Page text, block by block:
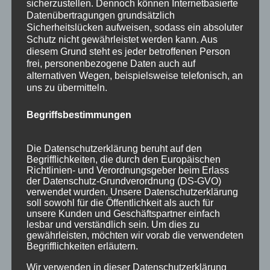
Wir sind Mitglied bei
sicherzustellen. Dennoch können Internetbasierte
Datenübertragungen grundsätzlich
Sicherheitslücken aufweisen, sodass ein absoluter
Schutz nicht gewährleistet werden kann. Aus
diesem Grund steht es jeder betroffenen Person
frei, personenbezogene Daten auch auf
alternativen Wegen, beispielsweise telefonisch, an
uns zu übermitteln.
Begriffsbestimmungen
Die Datenschutzerklärung beruht auf den
Begrifflichkeiten, die durch den Europäischen
Richtlinien- und Verordnungsgeber beim Erlass
der Datenschutz-Grundverordnung (DS-GVO)
verwendet wurden. Unsere Datenschutzerklärung
soll sowohl für die Öffentlichkeit als auch für
unsere Kunden und Geschäftspartner einfach
lesbar und verständlich sein. Um dies zu
gewährleisten, möchten wir vorab die verwendeten
Begrifflichkeiten erläutern.
Wir verwenden in dieser Datenschutzerklärung